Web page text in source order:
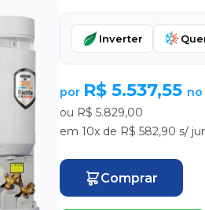
Inverter
por R$ 5.537,55 no
ou R$ 5.829,00
em 10x de R$ 582,90 s/
Comprar